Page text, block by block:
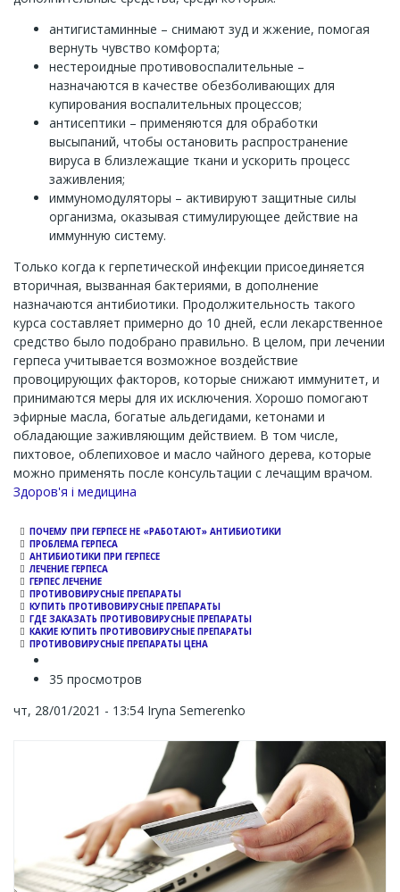
антигистаминные – снимают зуд и жжение, помогая
вернуть чувство комфорта;
нестероидные противовоспалительные –
назначаются в качестве обезболивающих для
купирования воспалительных процессов;
антисептики – применяются для обработки
высыпаний, чтобы остановить распространение
вируса в близлежащие ткани и ускорить процесс
заживления;
иммуномодуляторы – активируют защитные силы
организма, оказывая стимулирующее действие на
иммунную систему.
Только когда к герпетической инфекции присоединяется
вторичная, вызванная бактериями, в дополнение
назначаются антибиотики. Продолжительность такого
курса составляет примерно до 10 дней, если лекарственное
средство было подобрано правильно. В целом, при лечении
герпеса учитывается возможное воздействие
провоцирующих факторов, которые снижают иммунитет, и
принимаются меры для их исключения. Хорошо помогают
эфирные масла, богатые альдегидами, кетонами и
обладающие заживляющим действием. В том числе,
пихтовое, облепиховое и масло чайного дерева, которые
можно применять после консультации с лечащим врачом.
Channel
Здоров'я і медицина
ПОЧЕМУ ПРИ ГЕРПЕСЕ НЕ «РАБОТАЮТ» АНТИБИОТИКИ
ПРОБЛЕМА ГЕРПЕСА
АНТИБИОТИКИ ПРИ ГЕРПЕСЕ
ЛЕЧЕНИЕ ГЕРПЕСА
ГЕРПЕС ЛЕЧЕНИЕ
ПРОТИВОВИРУСНЫЕ ПРЕПАРАТЫ
КУПИТЬ ПРОТИВОВИРУСНЫЕ ПРЕПАРАТЫ
ГДЕ ЗАКАЗАТЬ ПРОТИВОВИРУСНЫЕ ПРЕПАРАТЫ
КАКИЕ КУПИТЬ ПРОТИВОВИРУСНЫЕ ПРЕПАРАТЫ
ПРОТИВОВИРУСНЫЕ ПРЕПАРАТЫ ЦЕНА
35 просмотров
чт, 28/01/2021 - 13:54 Iryna Semerenko